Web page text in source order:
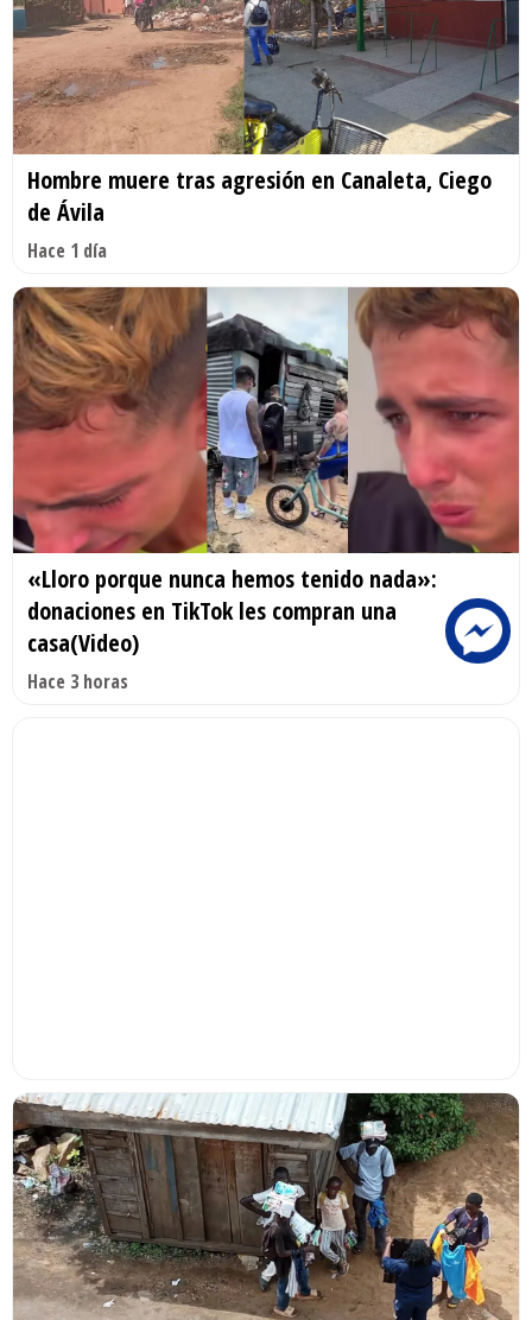
Hombre muere tras agresión en Canaleta, Ciego
de Ávila
Hace 1 día
«Lloro porque nunca hemos tenido nada»:
donaciones en TikTok les compran una
casa(Video)
Hace 3 horas